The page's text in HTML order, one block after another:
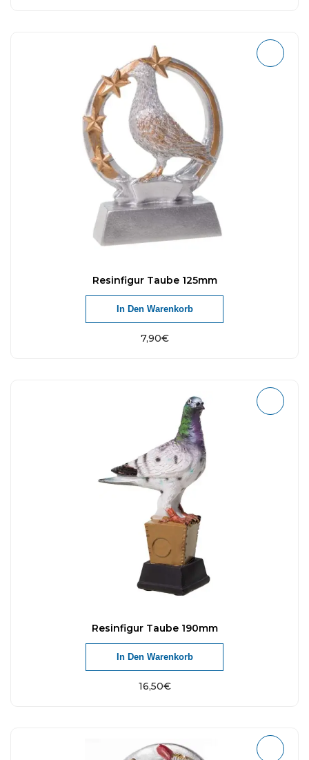
Resinfigur Taube 125mm
7,90€
In Den Warenkorb
Resinfigur Taube 190mm
16,50€
In Den Warenkorb